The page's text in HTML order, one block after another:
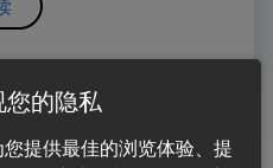
您的隐私
提供最佳的浏览体验、提